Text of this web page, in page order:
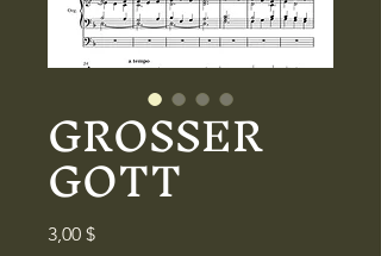
GROSSER
GOTT
3,00 $Preis